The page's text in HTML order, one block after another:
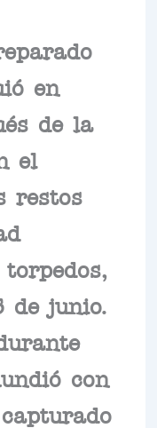
en
de la
el
restos
de junio.
con